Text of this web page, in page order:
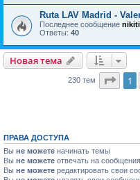
Ruta LAV Madrid -
Последнее сообщение
Ответы: 40
Новая тема
230 тем 1
ПРАВА ДОСТУПА
Вы не можете начинать темы
Вы не можете отвечать на сообщения
Вы не можете редактировать свои